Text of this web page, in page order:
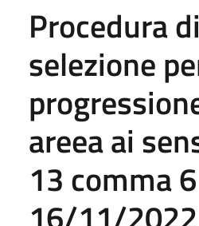
Procedura di
selezione
areea ai
13 comma